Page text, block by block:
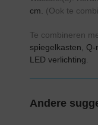
cm. (Ook te
Te combineren
spiegelkasten,
Q-
LED verlichting
Andere